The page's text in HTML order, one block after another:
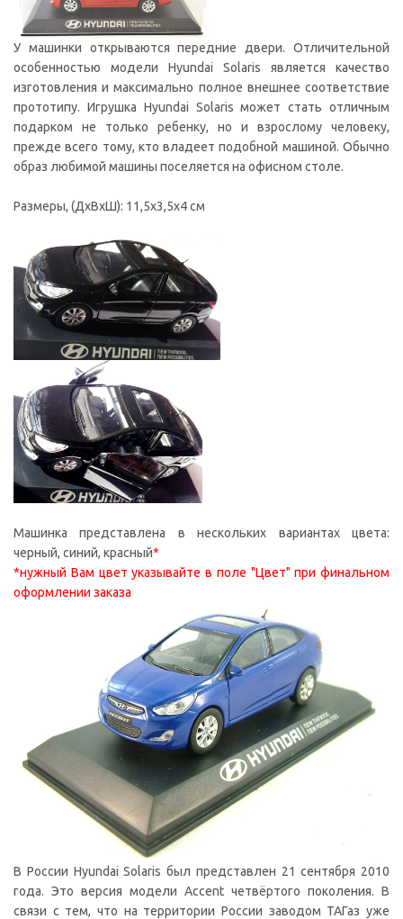
У машинки открываются передние двери. Отличительной
особенностью модели Hyundai Solaris является качество
изготовления и максимально полное внешнее соответствие
прототипу. Игрушка Hyundai Solaris может стать отличным
подарком не только ребенку, но и взрослому человеку,
прежде всего тому, кто владеет подобной машиной. Обычно
образ любимой машины поселяется на офисном столе.
Размеры, (ДxВxШ): 11,5x3,5x4 см
Машинка представлена в нескольких вариантах цвета:
черный, синий, красный*
*нужный Вам цвет указывайте в поле "Цвет" при финальном
оформлении заказа
В России Hyundai Solaris был представлен 21 сентября 2010
года. Это версия модели Accent четвёртого поколения. В
связи с тем, что на территории России заводом ТАГаз уже